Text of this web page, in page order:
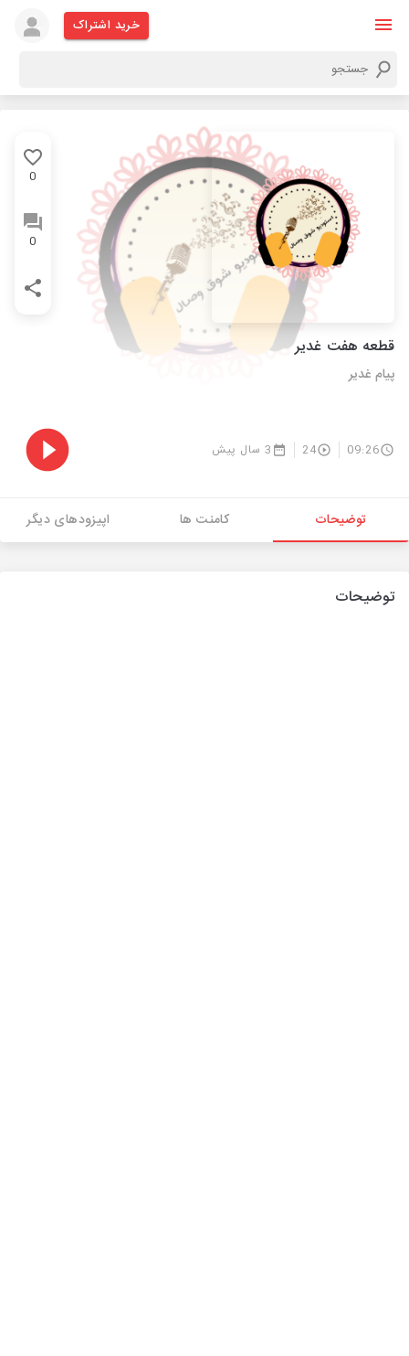
خرید اشتراک
0
0
قطعه هفت غدیر
پیام غدیر
09:26
24 3 سال پیش
توضیحات کامنت ها اپیزودهای دیگر
توضیحات